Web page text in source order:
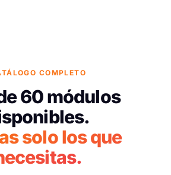
COMPLETO
60 módulos
solo los que